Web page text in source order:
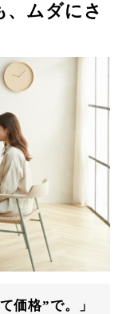
、ムダにさ
価格”で。」